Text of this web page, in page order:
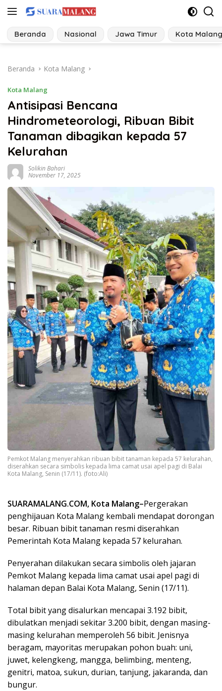
Langsung
konten
Beranda Nasional Jawa Timur Kota Malang
Beranda Kota Malang
Kota Malang
Antisipasi Bencana
Hindrometeorologi, Ribuan Bibit
Tanaman dibagikan kepada 57
Kelurahan
Solikin Bahari
November 17, 2025
Pemkot Malang menyerahkan ribuan bibit tanaman kepada 57 kelurahan,
diserahkan secara simbolis kepada lima camat usai apel pagi di Balai
Kota Malang, Senin (17/11). (foto:Ali)
SUARAMALANG.COM, Kota Malang–Pergerakan
penghijauan Kota Malang kembali mendapat dorongan
besar. Ribuan bibit tanaman resmi diserahkan
Pemerintah Kota Malang kepada 57 kelurahan.
Penyerahan dilakukan secara simbolis oleh jajaran
Pemkot Malang kepada lima camat usai apel pagi di
halaman depan Balai Kota Malang, Senin (17/11).
Total bibit yang disalurkan mencapai 3.192 bibit,
dibulatkan menjadi sekitar 3.200 bibit, dengan masing-
masing kelurahan memperoleh 56 bibit. Jenisnya
beragam, mayoritas merupakan pohon buah: uni,
juwet, kelengkeng, mangga, belimbing, menteng,
genitri, matoa, sukun, durian, tanjung, jakaranda, dan
bungur.